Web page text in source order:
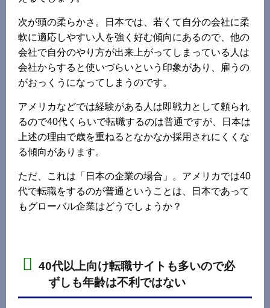
次が頭の柔らかさ。日本では、若くて自分の会社に柔
軟に適応しやすい人を強く好む傾向にあるので、他の
会社で自分のやり方が出来上がってしまっている人は
会社からすると使いづらいという印象があり、雇うの
がおっくうになってしまうのです。
アメリカなどでは経験がある人は即戦力として頼られ
るので40代くらいで転職するのは普通ですが、日本は
上述の理由で歳を重ねるとなかなか採用されにくくな
る傾向があります。
ただ、これは「日本の企業の場合」。アメリカでは40
代で転職をするのが普通ということは、日本であって
もグローバル企業はどうでしょうか？
40代以上向け転職サイトも多いので必
ずしも年齢は不利ではない